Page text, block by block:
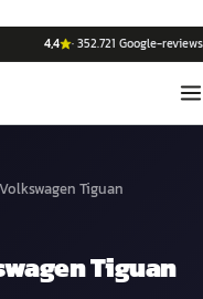
4,4 ·352.721 Google-reviews
Volkswagen Tiguan
Tiguan